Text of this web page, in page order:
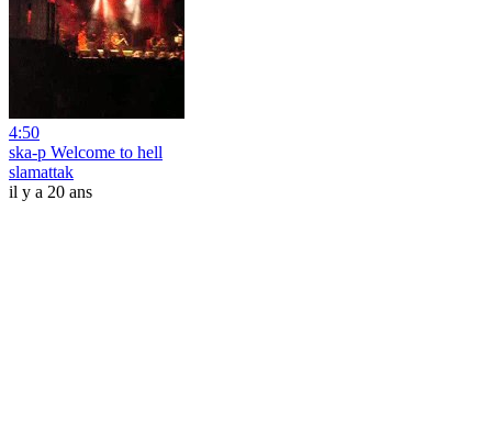
4:50
ska-p Welcome to hell
slamattak
il y a 20 ans